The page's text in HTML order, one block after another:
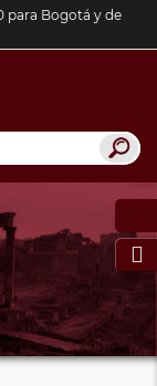
para Bogotá y de
